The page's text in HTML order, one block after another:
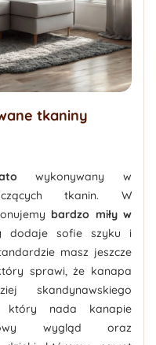
tkaniny
wykonywany w
tkanin. W
bardzo miły w
dodaje sofie szyku i
masz jeszcze
sprawi, że kanapa
skandynawskiego
który nada kanapie
wygląd oraz